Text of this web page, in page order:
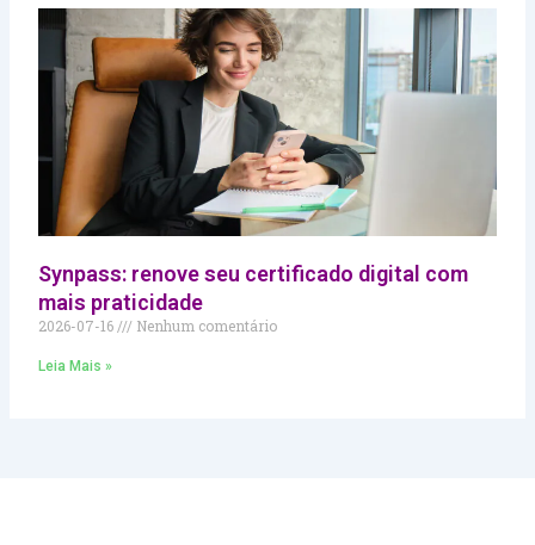
Synpass: renove seu certificado digital com
mais praticidade
2026-07-16 Nenhum comentário
Leia Mais »